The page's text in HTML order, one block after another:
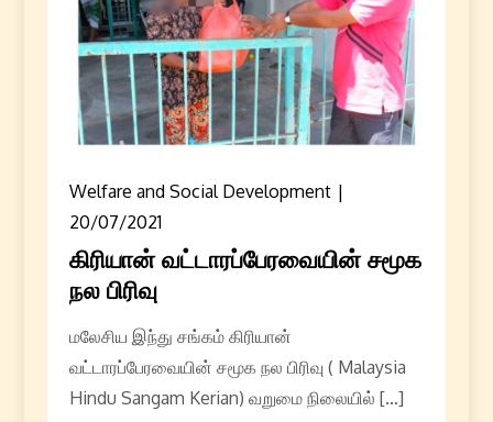
Welfare and Social Development
20/07/2021
கிரியான் வட்டாரப்பேரவையின் சமூக
நல பிரிவு
மலேசிய இந்து சங்கம் கிரியான்
வட்டாரப்பேரவையின் சமூக நல பிரிவு ( Malaysia
Hindu Sangam Kerian) வறுமை நிலையில் […]